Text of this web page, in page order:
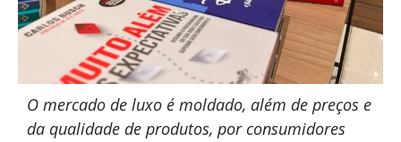
O mercado de luxo é moldado, além de preços e
da qualidade de produtos, por consumidores